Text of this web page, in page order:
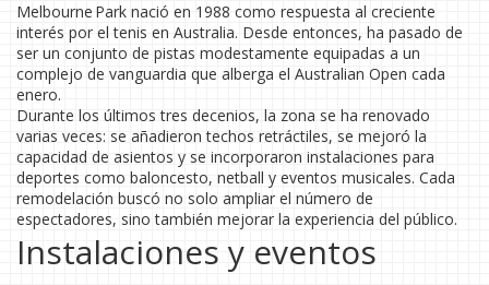
Melbourne Park nació en 1988 como respuesta al creciente
interés por el tenis en Australia. Desde entonces, ha pasado de
ser un conjunto de pistas modestamente equipadas a un
complejo de vanguardia que alberga el Australian Open cada
enero.
Durante los últimos tres decenios, la zona se ha renovado
varias veces: se añadieron techos retráctiles, se mejoró la
capacidad de asientos y se incorporaron instalaciones para
deportes como baloncesto, netball y eventos musicales. Cada
remodelación buscó no solo ampliar el número de
espectadores, sino también mejorar la experiencia del público.
Instalaciones y eventos